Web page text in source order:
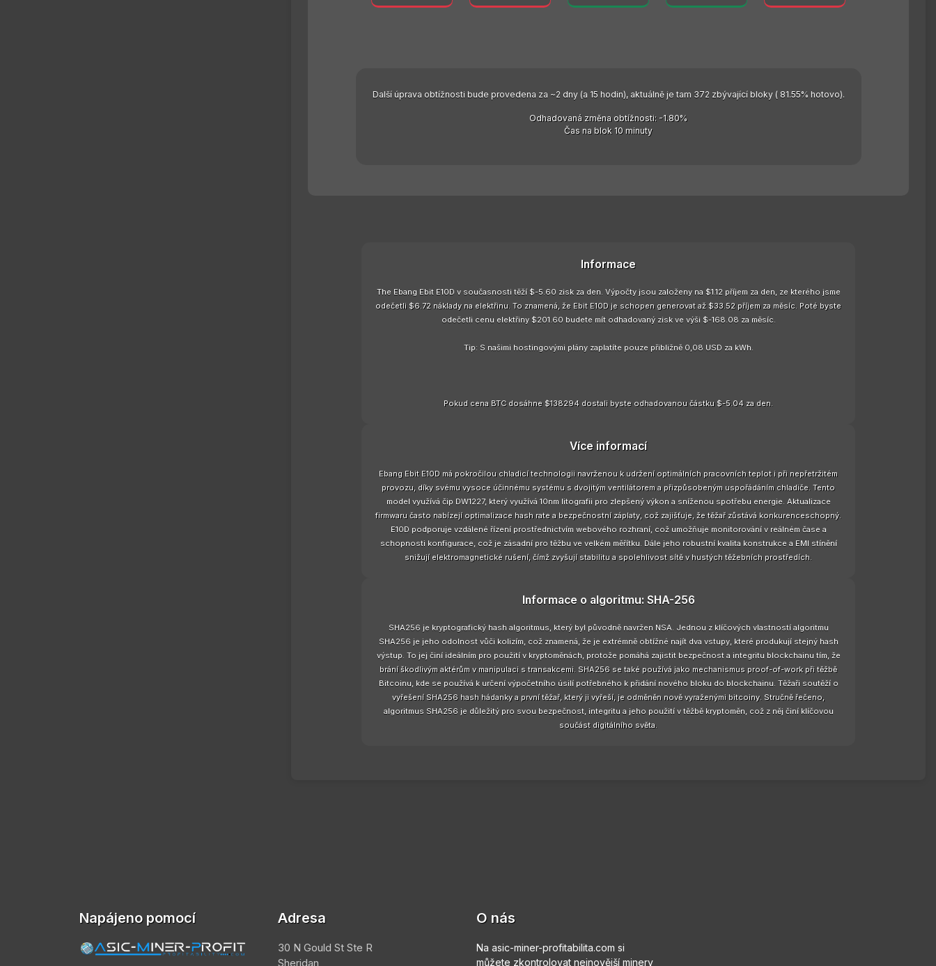
Další úprava obtížnosti bude provedena za ~2 dny (a 15 hodin), aktuálně je tam 372 zbývající bloky ( 81.55% hotovo).
Odhadovaná změna obtížnosti: -1.80%
Čas na blok 10 minuty
Informace
The Ebang Ebit E10D v současnosti těží $-5.60 zisk za den. Výpočty jsou založeny na $1.12 příjem za den, ze kterého jsme
odečetli $6.72 náklady na elektřinu. To znamená, že Ebit E10D je schopen generovat až $33.52 příjem za měsíc. Poté byste
odečetli cenu elektřiny $201.60 budete mít odhadovaný zisk ve výši $-168.08 za měsíc.
Tip: S našimi hostingovými plány zaplatíte pouze přibližně 0,08 USD za kWh.
Pokud cena BTC dosáhne $138294 dostali byste odhadovanou částku $-5.04 za den.
Více informací
Ebang Ebit E10D má pokročilou chladicí technologii navrženou k udržení optimálních pracovních teplot i při nepřetržitém
provozu, díky svému vysoce účinnému systému s dvojitým ventilátorem a přizpůsobeným uspořádáním chladiče. Tento
model využívá čip DW1227, který využívá 10nm litografii pro zlepšený výkon a sníženou spotřebu energie. Aktualizace
firmwaru často nabízejí optimalizace hash rate a bezpečnostní záplaty, což zajišťuje, že těžař zůstává konkurenceschopný.
E10D podporuje vzdálené řízení prostřednictvím webového rozhraní, což umožňuje monitorování v reálném čase a
schopnosti konfigurace, což je zásadní pro těžbu ve velkém měřítku. Dále jeho robustní kvalita konstrukce a EMI stínění
snižují elektromagnetické rušení, čímž zvyšují stabilitu a spolehlivost sítě v hustých těžebních prostředích.
Informace o algoritmu: SHA-256
SHA256 je kryptografický hash algoritmus, který byl původně navržen NSA. Jednou z klíčových vlastností algoritmu
SHA256 je jeho odolnost vůči kolizím, což znamená, že je extrémně obtížné najít dva vstupy, které produkují stejný hash
výstup. To jej činí ideálním pro použití v kryptoměnách, protože pomáhá zajistit bezpečnost a integritu blockchainu tím, že
brání škodlivým aktérům v manipulaci s transakcemi. SHA256 se také používá jako mechanismus proof-of-work při těžbě
Bitcoinu, kde se používá k určení výpočetního úsilí potřebného k přidání nového bloku do blockchainu. Těžaři soutěží o
vyřešení SHA256 hash hádanky a první těžař, který ji vyřeší, je odměněn nově vyraženými bitcoiny. Stručně řečeno,
algoritmus SHA256 je důležitý pro svou bezpečnost, integritu a jeho použití v těžbě kryptoměn, což z něj činí klíčovou
součást digitálního světa.
Napájeno pomocí Adresa
30 N Gould St Ste R
Sheridan
O nás
Na asic-miner-profitabilita.com si
můžete zkontrolovat nejnovější minery